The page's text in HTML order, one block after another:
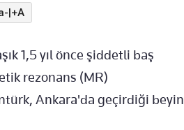
|+A
1,5 yıl önce şiddetli baş
rezonans (MR)
Ankara'da geçirdiği beyin